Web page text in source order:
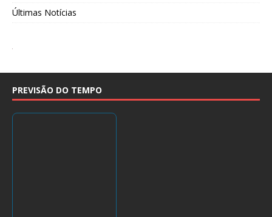
Últimas Notícias
PREVISÃO DO TEMPO